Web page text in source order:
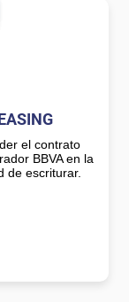
el contrato
BBVA en la
de escriturar.